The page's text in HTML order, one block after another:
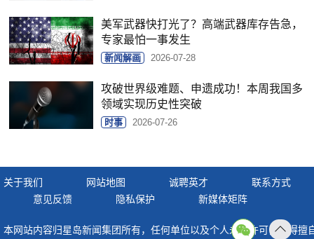
美军武器快打光了？高端武器库存告急，
专家最怕一事发生
新闻解画 2026-07-28
攻破世界级难题、申遗成功！本周我国多
领域实现历史性突破
时事 2026-07-26
关于我们 网站地图 诚聘英才
联系方式
意见反馈
隐私保护 新媒体矩阵
本网站内容归星岛新闻集团所有，任何单位以及个人未经许可，不得擅